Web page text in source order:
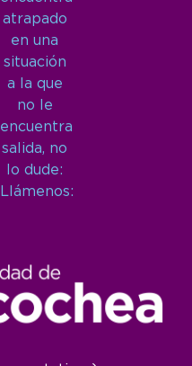
atrapado
en una
situación
a la que
no le
encuentra
salida, no
lo dude:
Llámenos: